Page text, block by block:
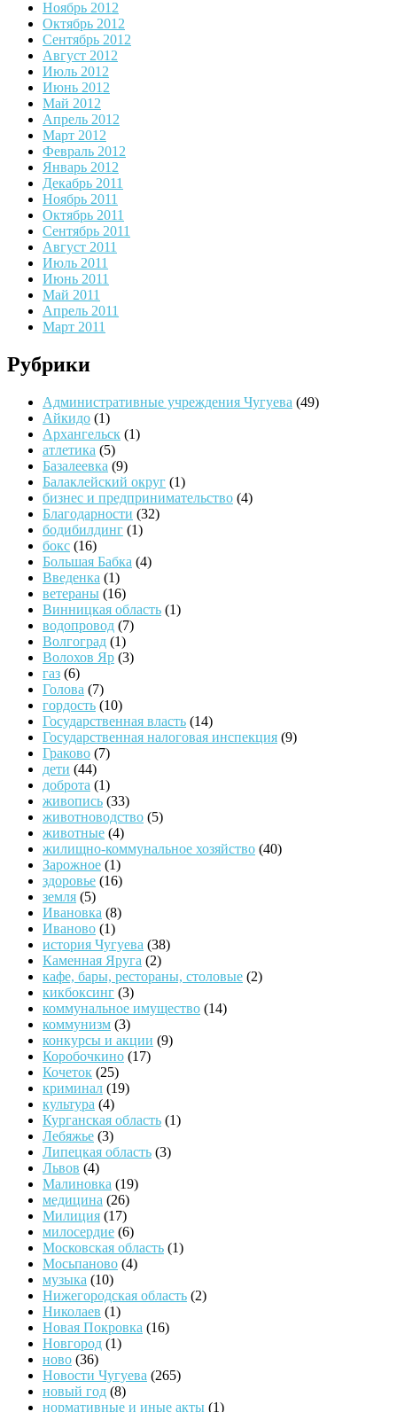
Ноябрь 2012
Октябрь 2012
Сентябрь 2012
Август 2012
Июль 2012
Июнь 2012
Май 2012
Апрель 2012
Март 2012
Февраль 2012
Январь 2012
Декабрь 2011
Ноябрь 2011
Октябрь 2011
Сентябрь 2011
Август 2011
Июль 2011
Июнь 2011
Май 2011
Апрель 2011
Март 2011
Рубрики
Административные учреждения Чугуева (49)
Айкидо (1)
Архангельск (1)
атлетика (5)
Базалеевка (9)
Балаклейский округ (1)
бизнес и предпринимательство (4)
Благодарности (32)
бодибилдинг (1)
бокс (16)
Большая Бабка (4)
Введенка (1)
ветераны (16)
Винницкая область (1)
водопровод (7)
Волгоград (1)
Волохов Яр (3)
газ (6)
Голова (7)
гордость (10)
Государственная власть (14)
Государственная налоговая инспекция (9)
Граково (7)
дети (44)
доброта (1)
живопись (33)
животноводство (5)
животные (4)
жилищно-коммунальное хозяйство (40)
Зарожное (1)
здоровье (16)
земля (5)
Ивановка (8)
Иваново (1)
история Чугуева (38)
Каменная Яруга (2)
кафе, бары, рестораны, столовые (2)
кикбоксинг (3)
коммунальное имущество (14)
коммунизм (3)
конкурсы и акции (9)
Коробочкино (17)
Кочеток (25)
криминал (19)
культура (4)
Курганская область (1)
Лебяжье (3)
Липецкая область (3)
Львов (4)
Малиновка (19)
медицина (26)
Милиция (17)
милосердие (6)
Московская область (1)
Мосьпаново (4)
музыка (10)
Нижегородская область (2)
Николаев (1)
Новая Покровка (16)
Новгород (1)
ново (36)
Новости Чугуева (265)
новый год (8)
нормативные и иные акты (1)